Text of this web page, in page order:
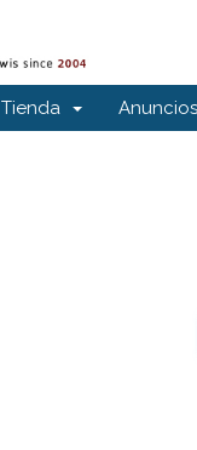
Tienda Anuncios